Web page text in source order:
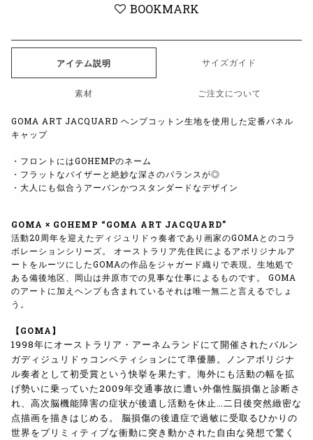
BOOKMARK
アイテム説明 サイズガイド
素材 ご注文について
GOMA ART JACQUARD ヘンプコットン生地を使用した定番パネル
キャップ
・フロントにはGOHEMPのネーム
・フラットなバイザーと絶妙な深さのバランスが◎
・大人にも似合うアーバンかつスタンダードなデザイン
GOMA × GOHEMP “GOMA ART JACQUARD”
活動20周年を迎えたディジュリドゥ奏者であり画家のGOMAとのコラ
ボレーションシリーズ。 オーストラリア先住民によるアボリジナルア
ートをルーツにしたGOMAの作品をジャガード織りで表現。生地処で
ある備後地区、岡山は井原市での見事な仕事によるものです。 GOMA
のアートに加えヘンプも含まれているそれは唯一無二と言えるでしょ
う。
【GOMA】
1998年にオーストラリア・アーネムランドにて開催されたバルン
ガディジュリドゥコンペティションにて準優勝。ノンアボリジナ
ル奏者として初受賞という快挙を果たす。海外にも活動の幅を拡
げ勢いに乗っていた2009年交通事故に遭い外傷性脳損傷と診断さ
れ、高次脳機能障害の症状が後遺し活動を休止…二日後突然緻密な
点描画を描きはじめる。 脳損傷の後遺症で過敏に受取るひかりの
世界をプリミィティブな衝動に突き動かされた自由な発想で驚く